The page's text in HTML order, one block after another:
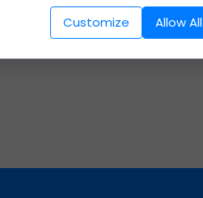
Customize Allow All